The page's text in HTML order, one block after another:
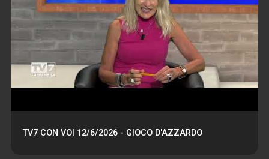
TV7 CON VOI 12/6/2026 - GIOCO D'AZZARDO